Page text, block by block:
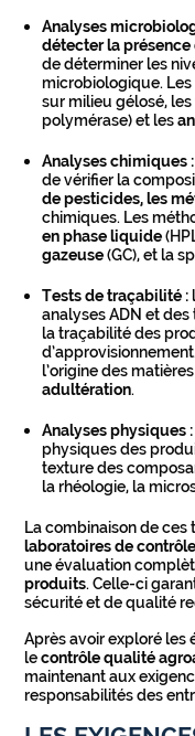
Analyses
détecter la
de déterminer les
microbiologique.
sur milieu gélosé, les
polymérase) et les
Analyses chimiques :
de vérifier la
de pesticides, les
chimiques. Les
en phase liquide
gazeuse(GC), et la
Tests de traçabilité :
analyses ADN et
la traçabilité des
l’origine des
adultération.
Analyses physiques
physiques des
texture des
la rhéologie, la
La combinaison de ces
laboratoires de
une évaluation
produits. Celle-ci
sécurité et de qualité
Après avoir exploré les
lecontrôle qualité
maintenant aux
responsabilités des